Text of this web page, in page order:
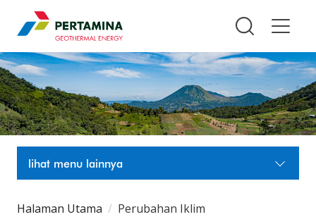
Pertamina Geothermal Energy
lihat menu lainnya
Halaman Utama Perubahan Iklim